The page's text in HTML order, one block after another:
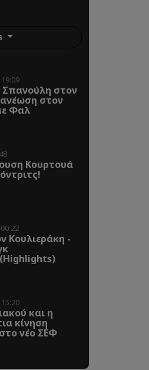
Σπανούλη στον
στον
Φαλ
Κουρτουά
Κουλιεράκη -
και η
κίνηση
νέο ΣΕΦ